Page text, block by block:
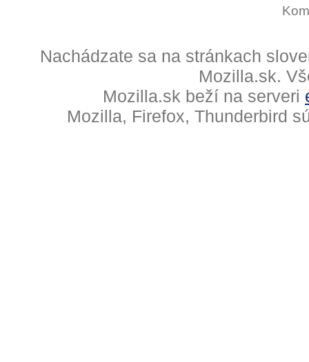
Nachádzate sa na stránkach
Mozilla.sk.
Mozilla.sk beží na serveri
Mozilla, Firefox, Thunderbird